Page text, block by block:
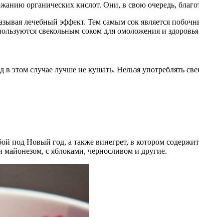
органических кислот. Они, в свою очередь,
лечебный эффект. Тем самым сок является
свекольным соком для омоложения и
этом случае лучше не кушать. Нельзя употреблять
под Новый год, а также винегрет, в котором
с яблоками, черносливом и другие.